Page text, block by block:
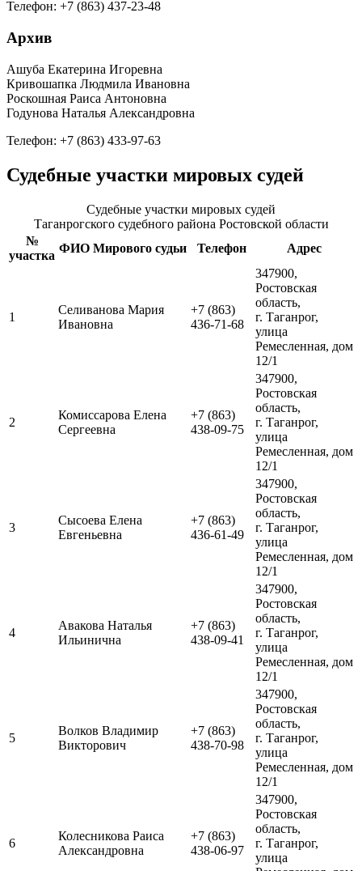
Телефон: +7 (863) 437-23-48
Архив
Ашуба Екатерина Игоревна
Кривошапка Людмила Ивановна
Роскошная Раиса Антоновна
Годунова Наталья Александровна
Телефон: +7 (863) 433-97-63
Судебные участки мировых судей
Судебные участки мировых судей
Таганрогского судебного района Ростовской области
№
участка
ФИО Мирового судьи Телефон Адрес
1
Селиванова Мария
Ивановна
+7 (863)
436-71-68
347900,
Ростовская
область,
г. Таганрог,
улица
Ремесленная, дом
12/1
2
Комиссарова Елена
Сергеевна
+7 (863)
438-09-75
347900,
Ростовская
область,
г. Таганрог,
улица
Ремесленная, дом
12/1
3
Сысоева Елена
Евгеньевна
+7 (863)
436-61-49
347900,
Ростовская
область,
г. Таганрог,
улица
Ремесленная, дом
12/1
4
Авакова Наталья
Ильинична
+7 (863)
438-09-41
347900,
Ростовская
область,
г. Таганрог,
улица
Ремесленная, дом
12/1
5
Волков Владимир
Викторович
+7 (863)
438-70-98
347900,
Ростовская
область,
г. Таганрог,
улица
Ремесленная, дом
12/1
6
Колесникова Раиса
Александровна
+7 (863)
438-06-97
347900,
Ростовская
область,
г. Таганрог,
улица